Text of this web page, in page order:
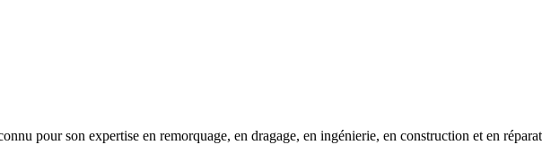
pour son expertise en remorquage, en dragage, en ingénierie, en construction et en